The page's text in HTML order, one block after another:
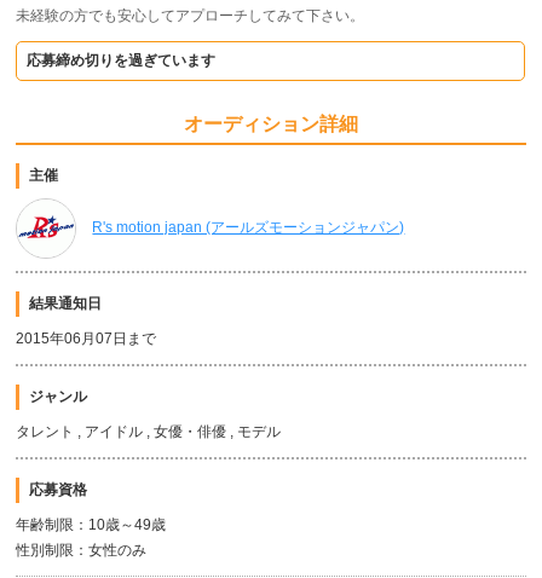
未経験の方でも安心してアプローチしてみて下さい。
応募締め切りを過ぎています
オーディション詳細
主催
R's motion japan (アールズモーションジャパン)
結果通知日
2015年06月07日まで
ジャンル
タレント , アイドル , 女優・俳優 , モデル
応募資格
年齢制限：10歳～49歳
性別制限：女性のみ